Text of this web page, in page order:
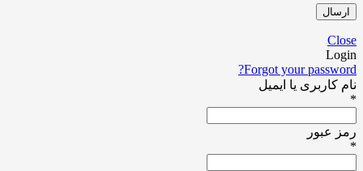
Forgot your
یا ایمیل